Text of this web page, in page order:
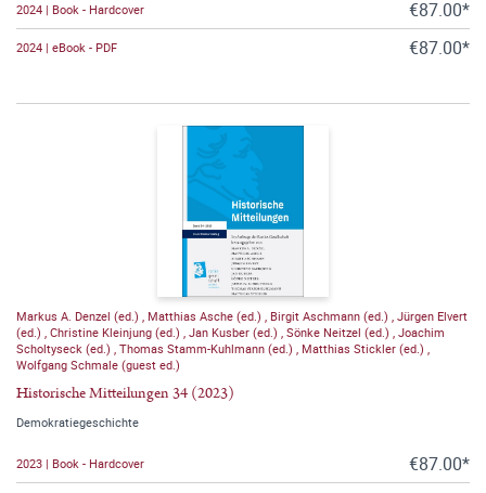
2024 | Book - Hardcover €87.00*
2024 | eBook - PDF €87.00*
Markus A. Denzel (ed.) Matthias Asche (ed.) Birgit Aschmann (ed.) Jürgen Elvert
(ed.) Christine Kleinjung (ed.) Jan Kusber (ed.) Sönke Neitzel (ed.) Joachim
Scholtyseck (ed.) Thomas Stamm-Kuhlmann (ed.) Matthias Stickler (ed.)
Wolfgang Schmale (guest ed.)
Historische Mitteilungen 34 (2023)
Demokratiegeschichte
2023 | Book - Hardcover
€87.00*